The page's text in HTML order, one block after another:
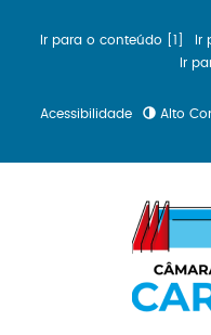
Ir para o conteúdo [1] Ir
Ir
Acessibilidade Alto